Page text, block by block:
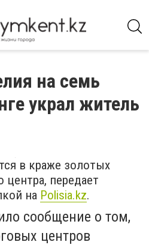
на семь
украл житель
в краже золотых
центра, передает
на Polisia.kz.
сообщение о том,
центров